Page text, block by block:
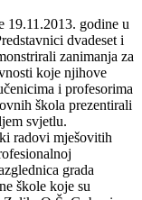
19.11.2013. godine u
dvadeset i
zanimanja za
koje njihove
i profesorima
škola prezentirali
svjetlu.
radovi mješovitih
grada
škole koje su